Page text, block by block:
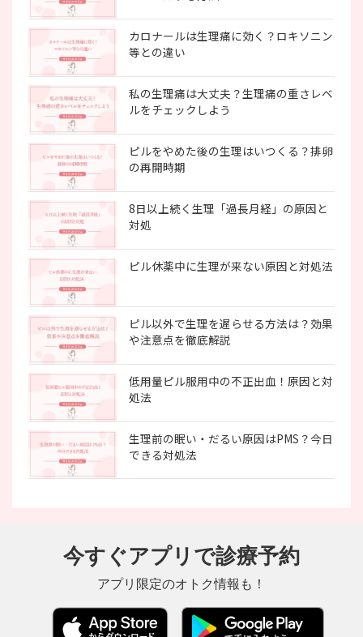
カロナールは生理痛に効く？ロキソニン
等との違い
私の生理痛は大丈夫？生理痛の重さレベ
ルをチェックしよう
ピルをやめた後の生理はいつくる？排卵
の再開時期
8日以上続く生理「過長月経」の原因と
対処
ピル休薬中に生理が来ない原因と対処法
ピル以外で生理を遅らせる方法は？効果
や注意点を徹底解説
低用量ピル服用中の不正出血！原因と対
処法
生理前の眠い・だるい原因はPMS？今日
できる対処法
今すぐアプリで診療予約
アプリ限定のオトク情報も！